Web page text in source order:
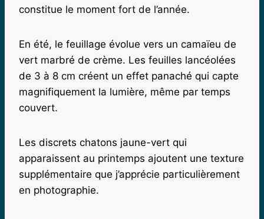
constitue le moment fort de l’année.
En été, le feuillage évolue vers un camaïeu de
vert marbré de crème. Les feuilles lancéolées
de 3 à 8 cm créent un effet panaché qui capte
magnifiquement la lumière, même par temps
couvert.
Les discrets chatons jaune-vert qui
apparaissent au printemps ajoutent une texture
supplémentaire que j’apprécie particulièrement
en photographie.